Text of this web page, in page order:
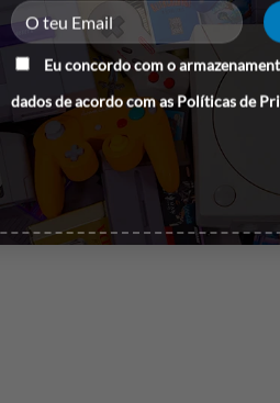
Eu concordo com o
dados de acordo com as Políticas de
16 GB